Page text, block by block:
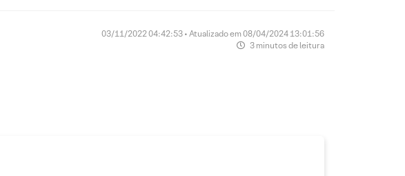
03/11/2022 04:42:53 • Atualizado em 08/04/2024 13:01:56
3 minutos de leitura